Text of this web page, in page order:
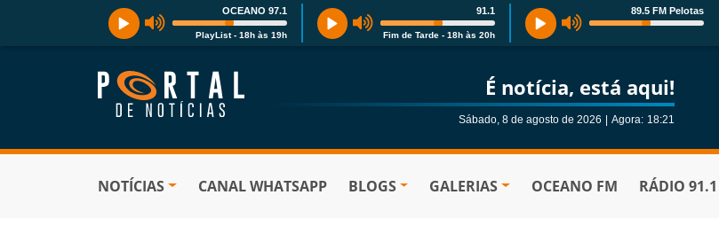
OCEANO 97.1
PlayList - 18h às 19h
91.1
Fim de Tarde - 18h às 20h
89.5 FM Pelotas
É notícia, está aqui!
Sábado, 8 de agosto de 2026 | Agora: 18:21
NOTÍCIAS CANAL WHATSAPP BLOGS GALERIAS OCEANO FM RÁDIO 91.1